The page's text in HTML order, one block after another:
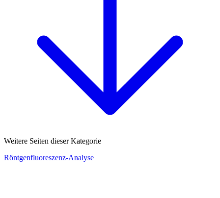
Weitere Seiten dieser Kategorie
Röntgenfluoreszenz-Analyse